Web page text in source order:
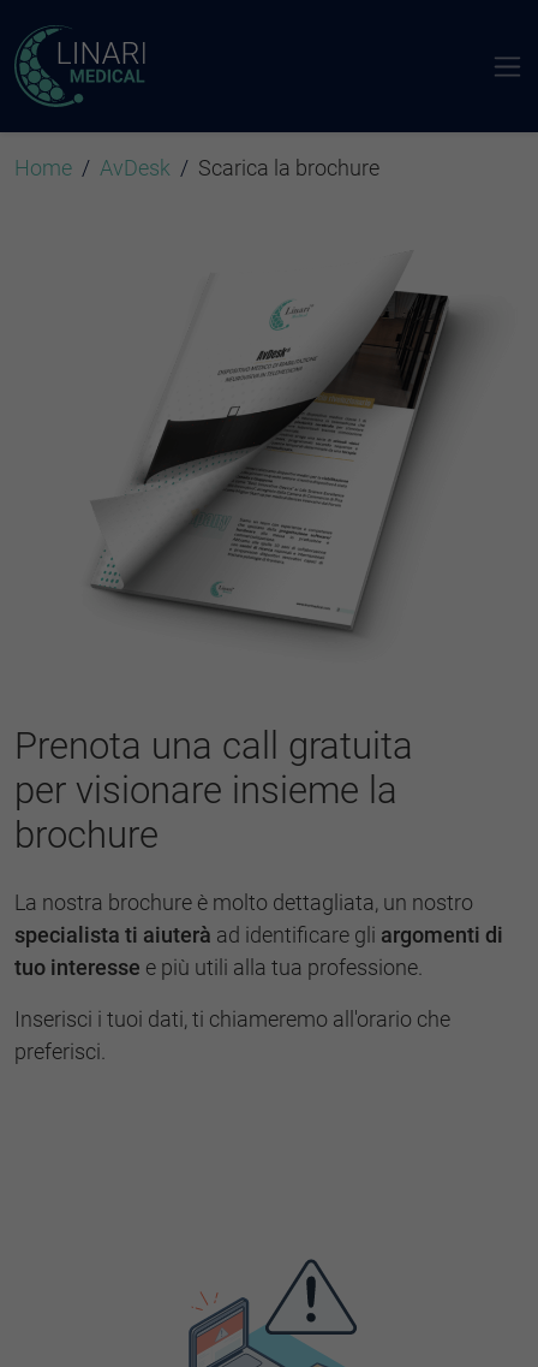
Home AvDesk Scarica la brochure
Prenota una call gratuita
per visionare insieme la
brochure
La nostra brochure è molto dettagliata, un nostro
specialista ti aiuterà ad identificare gli argomenti di
tuo interesse e più utili alla tua professione.
Inserisci i tuoi dati, ti chiameremo all'orario che
preferisci.